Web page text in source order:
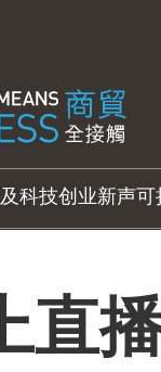
科技创业新声可
直